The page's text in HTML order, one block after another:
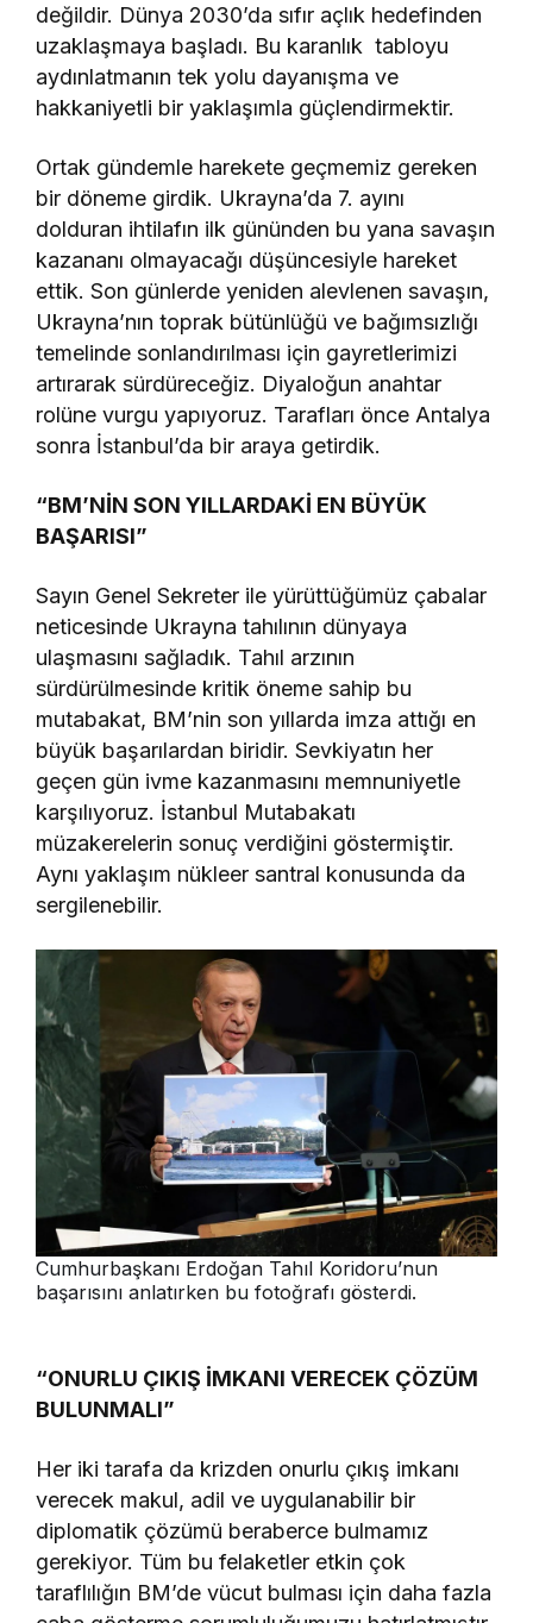
değildir. Dünya 2030’da sıfır açlık hedefinden
uzaklaşmaya başladı. Bu karanlık tabloyu
aydınlatmanın tek yolu dayanışma ve
hakkaniyetli bir yaklaşımla güçlendirmektir.
Ortak gündemle harekete geçmemiz gereken
bir döneme girdik. Ukrayna’da 7. ayını
dolduran ihtilafın ilk gününden bu yana savaşın
kazananı olmayacağı düşüncesiyle hareket
ettik. Son günlerde yeniden alevlenen savaşın,
Ukrayna’nın toprak bütünlüğü ve bağımsızlığı
temelinde sonlandırılması için gayretlerimizi
artırarak sürdüreceğiz. Diyaloğun anahtar
rolüne vurgu yapıyoruz. Tarafları önce Antalya
sonra İstanbul’da bir araya getirdik.
“BM’NİN SON YILLARDAKİ EN BÜYÜK
BAŞARISI”
Sayın Genel Sekreter ile yürüttüğümüz çabalar
neticesinde Ukrayna tahılının dünyaya
ulaşmasını sağladık. Tahıl arzının
sürdürülmesinde kritik öneme sahip bu
mutabakat, BM’nin son yıllarda imza attığı en
büyük başarılardan biridir. Sevkiyatın her
geçen gün ivme kazanmasını memnuniyetle
karşılıyoruz. İstanbul Mutabakatı
müzakerelerin sonuç verdiğini göstermiştir.
Aynı yaklaşım nükleer santral konusunda da
sergilenebilir.
Cumhurbaşkanı Erdoğan Tahıl Koridoru’nun
başarısını anlatırken bu fotoğrafı gösterdi.
“ONURLU ÇIKIŞ İMKANI VERECEK ÇÖZÜM
BULUNMALI”
Her iki tarafa da krizden onurlu çıkış imkanı
verecek makul, adil ve uygulanabilir bir
diplomatik çözümü beraberce bulmamız
gerekiyor. Tüm bu felaketler etkin çok
taraflılığın BM’de vücut bulması için daha fazla